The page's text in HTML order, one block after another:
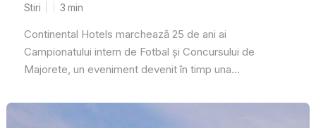
Stiri 3 min
Continental Hotels marchează 25 de ani ai
Campionatului intern de Fotbal și Concursului de
Majorete, un eveniment devenit în timp una...